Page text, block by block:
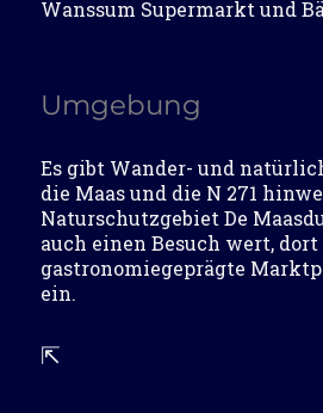
Wanssum Supermarkt und
Umgebung
Es gibt Wander- und
die Maas und die N 271
Naturschutzgebiet De
auch einen Besuch wert,
gastronomiegeprägte
ein.
⇱